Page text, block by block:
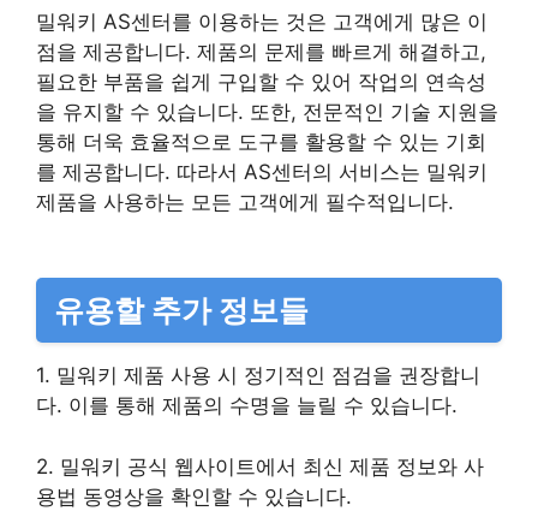
밀워키 AS센터를 이용하는 것은 고객에게 많은 이
점을 제공합니다. 제품의 문제를 빠르게 해결하고,
필요한 부품을 쉽게 구입할 수 있어 작업의 연속성
을 유지할 수 있습니다. 또한, 전문적인 기술 지원을
통해 더욱 효율적으로 도구를 활용할 수 있는 기회
를 제공합니다. 따라서 AS센터의 서비스는 밀워키
제품을 사용하는 모든 고객에게 필수적입니다.
유용할 추가 정보들
1. 밀워키 제품 사용 시 정기적인 점검을 권장합니
다. 이를 통해 제품의 수명을 늘릴 수 있습니다.
2. 밀워키 공식 웹사이트에서 최신 제품 정보와 사
용법 동영상을 확인할 수 있습니다.